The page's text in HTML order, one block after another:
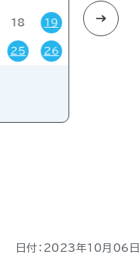
18 19
25 26
11
日付：2023年10月06日